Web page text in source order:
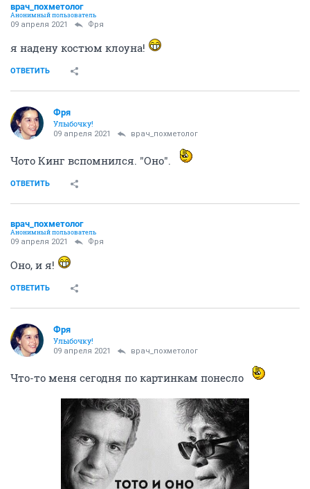
врач_похметолог
Анонимный пользователь
09 апреля 2021 Фря
я надену костюм клоуна!
ОТВЕТИТЬ
Фря
Улыбочку!
09 апреля 2021 врач_похметолог
Чото Кинг вспомнился. "Оно".
ОТВЕТИТЬ
врач_похметолог
Анонимный пользователь
09 апреля 2021 Фря
Оно, и я!
ОТВЕТИТЬ
Фря
Улыбочку!
09 апреля 2021 врач_похметолог
Что-то меня сегодня по картинкам понесло